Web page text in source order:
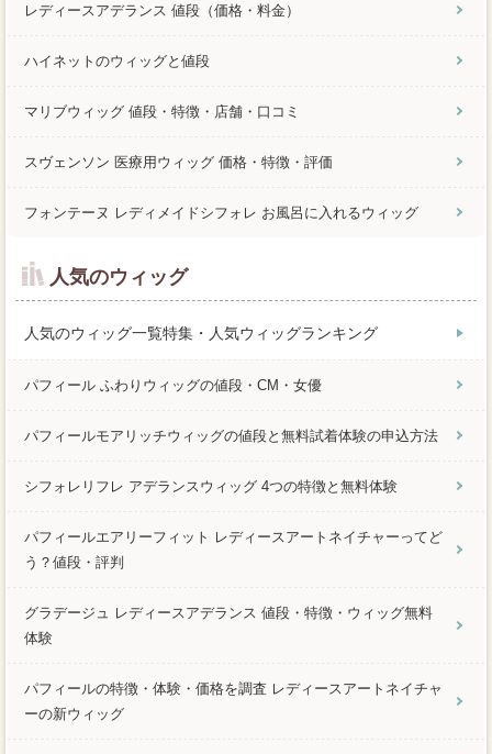
レディースアデランス 値段（価格・料金）
ハイネットのウィッグと値段
マリブウィッグ 値段・特徴・店舗・口コミ
スヴェンソン 医療用ウィッグ 価格・特徴・評価
フォンテーヌ レディメイドシフォレ お風呂に入れるウィッグ
人気のウィッグ
人気のウィッグ一覧特集・人気ウィッグランキング
パフィール ふわりウィッグの値段・CM・女優
パフィールモアリッチウィッグの値段と無料試着体験の申込方法
シフォレリフレ アデランスウィッグ 4つの特徴と無料体験
パフィールエアリーフィット レディースアートネイチャーってど
う？値段・評判
グラデージュ レディースアデランス 値段・特徴・ウィッグ無料
体験
パフィールの特徴・体験・価格を調査 レディースアートネイチャ
ーの新ウィッグ